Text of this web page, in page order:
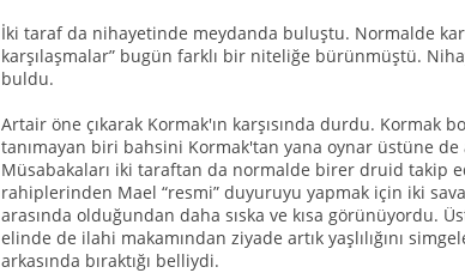
İki taraf da nihayetinde meydanda buluştu. Normalde
karşılaşmalar” bugün farklı bir niteliğe bürünmüştü.
buldu.
Artair öne çıkarak Kormak'ın karşısında durdu. Kormak
tanımayan biri bahsini Kormak'tan yana oynar üstüne
Müsabakaları iki taraftan da normalde birer druid takip
rahiplerinden Mael “resmi” duyuruyu yapmak için iki
arasında olduğundan daha sıska ve kısa
elinde de ilahi makamından ziyade artık yaşlılığını
arkasında bıraktığı belliydi.